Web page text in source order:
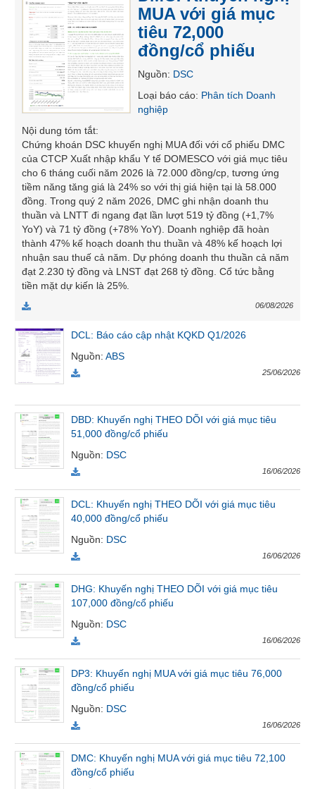
MUA với giá mục
tiêu 72,000
đồng/cổ phiếu
Nguồn: DSC
Loại báo cáo: Phân tích Doanh
nghiệp
Nội dung tóm tắt:
Chứng khoán DSC khuyến nghị MUA đối với cổ phiếu DMC
của CTCP Xuất nhập khẩu Y tế DOMESCO với giá mục tiêu
cho 6 tháng cuối năm 2026 là 72.000 đồng/cp, tương ứng
tiềm năng tăng giá là 24% so với thị giá hiện tại là 58.000
đồng. Trong quý 2 năm 2026, DMC ghi nhận doanh thu
thuần và LNTT đi ngang đạt lần lượt 519 tỷ đồng (+1,7%
YoY) và 71 tỷ đồng (+78% YoY). Doanh nghiệp đã hoàn
thành 47% kế hoạch doanh thu thuần và 48% kế hoạch lợi
nhuận sau thuế cả năm. Dự phóng doanh thu thuần cả năm
đạt 2.230 tỷ đồng và LNST đạt 268 tỷ đồng. Cổ tức bằng
tiền mặt dự kiến là 25%.
06/08/2026
DCL: Báo cáo cập nhật KQKD Q1/2026
Nguồn:ABS
25/06/2026
DBD: Khuyến nghị THEO DÕI với giá mục tiêu
51,000 đồng/cổ phiếu
Nguồn: DSC
16/06/2026
DCL: Khuyến nghị THEO DÕI với giá mục tiêu
40,000 đồng/cổ phiếu
Nguồn: DSC
16/06/2026
DHG: Khuyến nghị THEO DÕI với giá mục tiêu
107,000 đồng/cổ phiếu
Nguồn: DSC
16/06/2026
DP3: Khuyến nghị MUA với giá mục tiêu 76,000
đồng/cổ phiếu
Nguồn: DSC
16/06/2026
DMC: Khuyến nghị MUA với giá mục tiêu 72,100
đồng/cổ phiếu
SÓC
SỨC
KHỎE
TÀI
CHÍNH
CÔNG
NGHỆ
THÔNG
TIN
DỊCH
VỤ
TRUYỀN
THÔNG
TIỆN
ÍCH
BẤT
ĐỘNG
SẢN
Mã
chứng
khoán
(-)
Cổ phiếu
Lãnh
đạo
(-)
Tất cả Người nội bộ Người liên quan Cổ đông lớn
Tin